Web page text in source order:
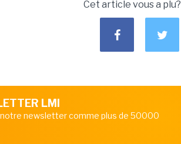
Cet article vous a plu?
LMI
newsletter comme plus de 50000